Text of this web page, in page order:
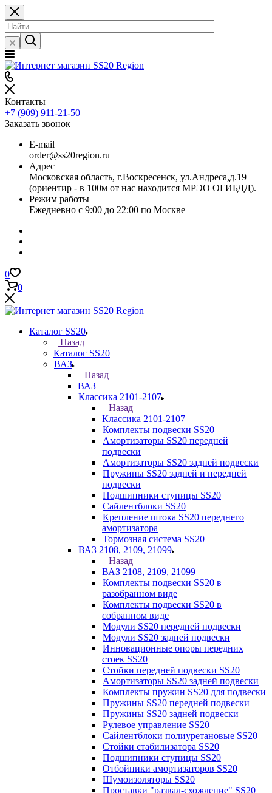
Контакты
+7 (909) 911-21-50
Заказать звонок
E-mail
order@ss20region.ru
Адрес
Московская область, г.Воскресенск, ул.Андреса,д.19
(ориентир - в 100м от нас находится МРЭО ОГИБДД).
Режим работы
Ежедневно с 9:00 до 22:00 по Москве
0
0
Каталог SS20
Назад
Каталог SS20
ВАЗ
Назад
ВАЗ
Классика 2101-2107
Назад
Классика 2101-2107
Комплекты подвески SS20
Амортизаторы SS20 передней
подвески
Амортизаторы SS20 задней подвески
Пружины SS20 задней и передней
подвески
Подшипники ступицы SS20
Сайлентблоки SS20
Крепление штока SS20 переднего
амортизатора
Тормозная система SS20
ВАЗ 2108, 2109, 21099
Назад
ВАЗ 2108, 2109, 21099
Комплекты подвески SS20 в
разобранном виде
Комплекты подвески SS20 в
собранном виде
Модули SS20 передней подвески
Модули SS20 задней подвески
Инновационные опоры передних
стоек SS20
Стойки передней подвески SS20
Амортизаторы SS20 задней подвески
Комплекты пружин SS20 для подвески
Пружины SS20 передней подвески
Пружины SS20 задней подвески
Рулевое управление SS20
Сайлентблоки полиуретановые SS20
Стойки стабилизатора SS20
Подшипники ступицы SS20
Отбойники амортизаторов SS20
Шумоизоляторы SS20
Проставки "развал-схождение" SS20